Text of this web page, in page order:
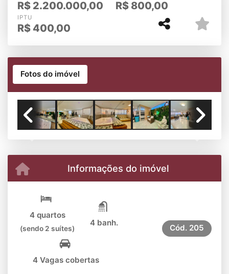
R$ 2.200.000,00 R$ 800,00
IPTU
R$ 400,00
Fotos do imóvel
Informações do imóvel
4 quartos
(sendo 2 suítes)
4 banh.
4 Vagas cobertas
Cód. 205